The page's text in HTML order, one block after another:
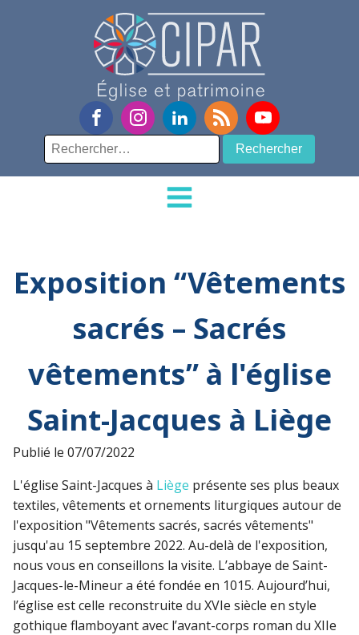
Rechercher :
Exposition “Vêtements
sacrés – Sacrés
vêtements” à l'église
Saint-Jacques à Liège
Publié le 07/07/2022
L'église Saint-Jacques à Liège présente ses plus beaux
textiles, vêtements et ornements liturgiques autour de
l'exposition "Vêtements sacrés, sacrés vêtements"
jusqu'au 15 septembre 2022. Au-delà de l'exposition,
nous vous en conseillons la visite. L’abbaye de Saint-
Jacques-le-Mineur a été fondée en 1015. Aujourd’hui,
l’église est celle reconstruite du XVIe siècle en style
gothique flamboyant avec l’avant-corps roman du XIIe